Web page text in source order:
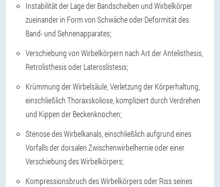
Instabilität der Lage der Bandscheiben und Wirbelkörper
zueinander in Form von Schwäche oder Deformität des
Band- und Sehnenapparates;
Verschiebung von Wirbelkörpern nach Art der Antelisthesis,
Retrolisthesis oder Lateroslistesis;
Krümmung der Wirbelsäule, Verletzung der Körperhaltung,
einschließlich Thoraxskoliose, kompliziert durch Verdrehen
und Kippen der Beckenknochen;
Stenose des Wirbelkanals, einschließlich aufgrund eines
Vorfalls der dorsalen Zwischenwirbelhernie oder einer
Verschiebung des Wirbelkörpers;
Kompressionsbruch des Wirbelkörpers oder Riss seines